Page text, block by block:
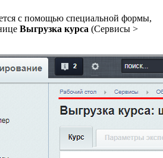
с помощью специальной формы,
Выгрузка курса (Сервисы >